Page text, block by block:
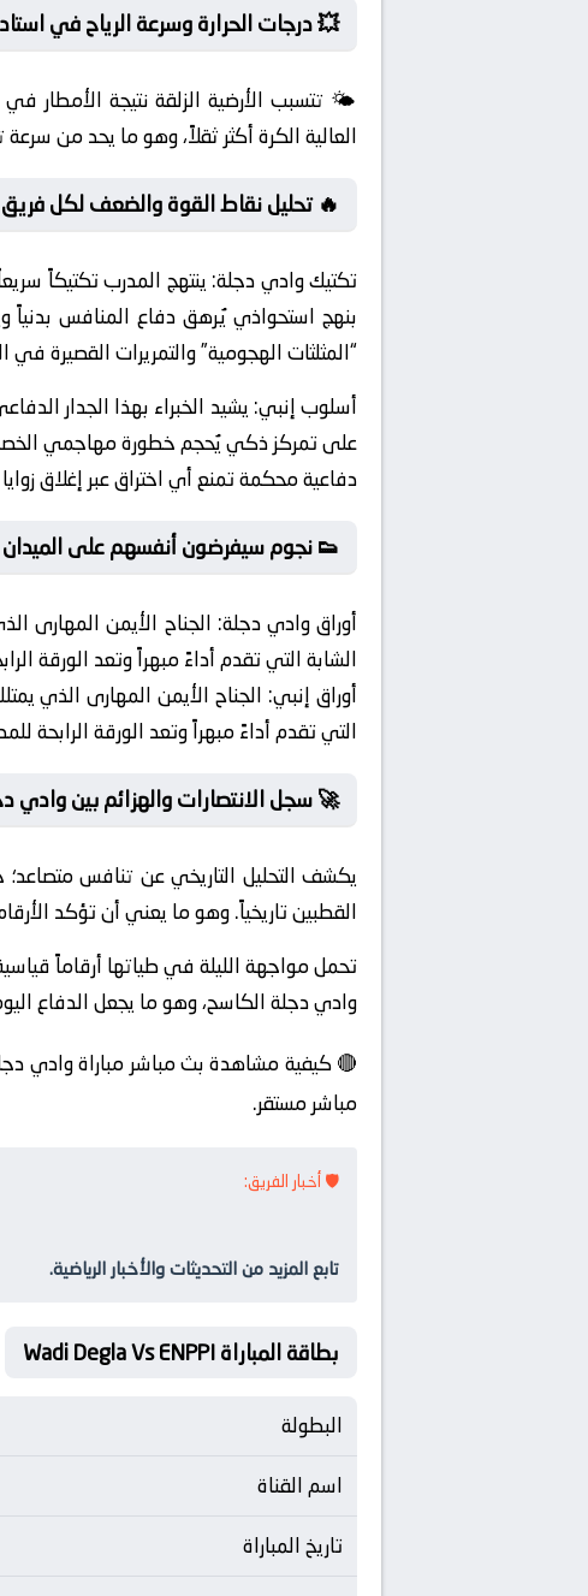
💥 درجات الحرارة وسرعة الرياح في استاد
🌤️ تتسبب الأرضية الزلقة نتيجة الأمطار
العالية الكرة أكثر ثقلاً، وهو ما يحد من
🔥 تحليل نقاط القوة والضعف لكل فريق
تكتيك وادي دجلة: ينتهج المدرب تكتيكاً
بنهج استحواذي يُرهق دفاع المنافس بدنياً
“المثلثات الهجومية” والتمريرات القصيرة
أسلوب إنبي: يشيد الخبراء بهذا الجدار
على تمركز ذكي يُحجم خطورة مهاجمي
دفاعية محكمة تمنع أي اختراق عبر إغلاق زوايا
👟 نجوم سيفرضون أنفسهم على الميدان
أوراق وادي دجلة: الجناح الأيمن المهارى
الشابة التي تقدم أداءً مبهراً وتعد الورقة
أوراق إنبي: الجناح الأيمن المهارى الذي
التي تقدم أداءً مبهراً وتعد الورقة الرابحة
🚀 سجل الانتصارات والهزائم بين وادي
يكشف التحليل التاريخي عن تنافس
القطبين تاريخياً. وهو ما يعني أن تؤكد الأرقام أن 31% من اللقاءات السابقة بين الفريقين قد حُسمت نتائجها في
تحمل مواجهة الليلة في طياتها أرقاماً
وادي دجلة الكاسح، وهو ما يجعل الدفاع
🔴 كيفية مشاهدة بث مباشر مباراة وادي
مباشر مستقر.
🛡️ أخبار الفريق:
تابع المزيد من التحديثات والأخبار الرياضية.
بطاقة المباراة Wadi Degla Vs ENPPI
البطولة
اسم القناة
تاريخ المباراة